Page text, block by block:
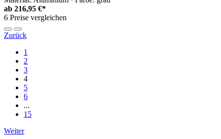
ab 216,95 €*
6 Preise vergleichen
Zurück
1
2
3
4
5
6
...
15
Weiter